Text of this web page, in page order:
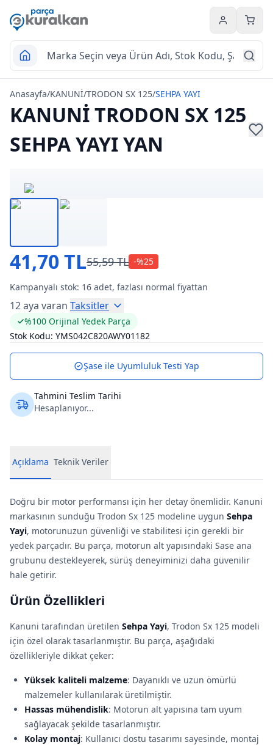
Hesabım
Anasayfa/KANUNİ/TRODON SX 125/SEHPA YAYI
KANUNİ TRODON SX 125
SEHPA YAYI YAN
41,70 TL55,59 TL -%25
Kampanyalı stok: 16 adet, fazlası normal fiyattan
12 aya varan Taksitler
%100 Orijinal Yedek Parça
Stok Kodu: YMS042C820AWY01182
Şase ile Uyumluluk Testi Yap
Tahmini Teslim Tarihi
Hesaplanıyor...
Açıklama Teknik Veriler
Doğru bir motor performansı için her detay önemlidir. Kanuni
markasının sunduğu Trodon Sx 125 modeline uygun Sehpa
Yayi, motorunuzun güvenliği ve stabilitesi için gerekli bir
yedek parçadır. Bu parça, motorun alt yapısındaki Sase ana
grubunu destekleyerek, sürüş deneyiminizi daha güvenilir
hale getirir.
Ürün Özellikleri
Kanuni tarafından üretilen Sehpa Yayi, Trodon Sx 125 modeli
için özel olarak tasarlanmıştır. Bu parça, aşağıdaki
özellikleriyle dikkat çeker:
Yüksek kaliteli malzeme: Dayanıklı ve uzun ömürlü
malzemeler kullanılarak üretilmiştir.
Hassas mühendislik: Motorun alt yapısına tam uyum
sağlayacak şekilde tasarlanmıştır.
Kolay montaj: Kullanıcı dostu tasarımı sayesinde, montaj